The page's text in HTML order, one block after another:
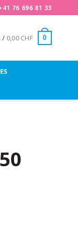
76 696 81 33
/ 0,00 CHF 0